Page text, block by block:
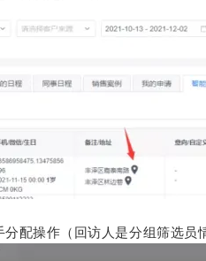
分配操作（回访人是分组筛选员